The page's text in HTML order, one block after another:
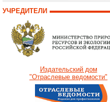
УЧРЕДИТЕЛИ
Издательский дом
"Отраслевые ведомости"